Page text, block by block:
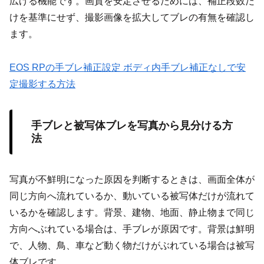
けを基準にせず、撮影画像を拡大してブレの有無を確認し
ます。
EOS RPの手ブレ補正設定 ボディ内手ブレ補正なしで安
定撮影する方法
手ブレと被写体ブレを写真から見分ける方
法
写真が不鮮明になった原因を判断するときは、画面全体が
同じ方向へ流れているか、動いている被写体だけが流れて
いるかを確認します。背景、建物、地面、静止物まで同じ
方向へぶれている場合は、手ブレが原因です。背景は鮮明
で、人物、鳥、車など動く物だけがぶれている場合は被写
体ブレです。